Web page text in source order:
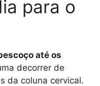
para o
até os
decorrer de
da coluna cervical.